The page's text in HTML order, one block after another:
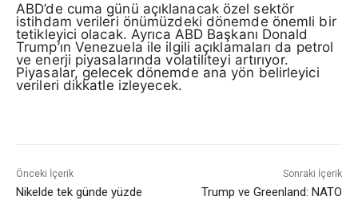
ABD’de cuma günü açıklanacak özel sektör
istihdam verileri önümüzdeki dönemde önemli bir
tetikleyici olacak. Ayrıca ABD Başkanı Donald
Trump’ın Venezuela ile ilgili açıklamaları da petrol
ve enerji piyasalarında volatiliteyi artırıyor.
Piyasalar, gelecek dönemde ana yön belirleyici
verileri dikkatle izleyecek.
Önceki İçerik
Nikelde tek günde yüzde
Sonraki İçerik
Trump ve Greenland: NATO